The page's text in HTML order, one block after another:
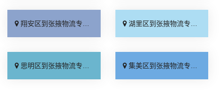
翔安区到张掖物流专线_全境到达「资质齐全」 湖里区到张掖物流专线_保证时效「直达不中转」
思明区到张掖物流专线_多少公里「价位合理」 集美区到张掖物流专线_专线快运「需要几天」